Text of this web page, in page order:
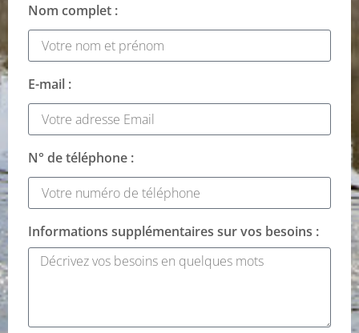
Nom complet :
E-mail :
N° de téléphone :
Informations supplémentaires sur vos besoins :